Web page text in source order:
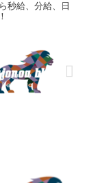
秒給、分給、日